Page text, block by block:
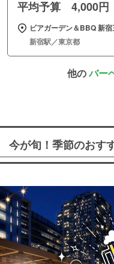
平均予算 4,000円
ビアガーデン＆BBQ 新
新宿駅／東京都
他のバー
今が旬！季節のおす